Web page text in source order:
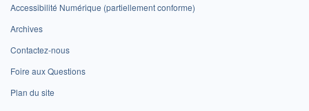
Accessibilité Numérique (partiellement conforme)
Archives
Contactez-nous
Foire aux Questions
Plan du site